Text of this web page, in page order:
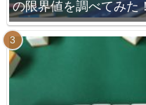
の限界値を調べてみた